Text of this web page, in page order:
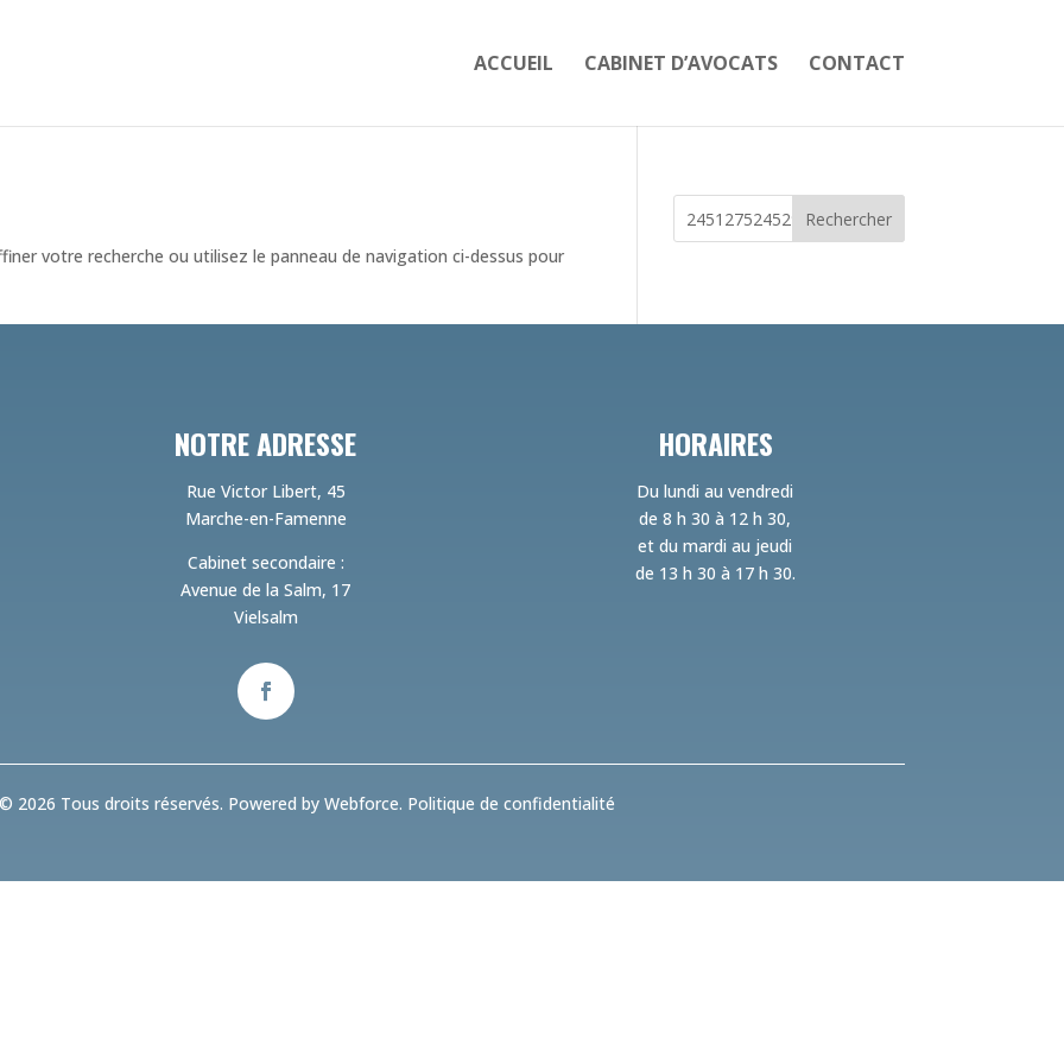
ACCUEIL CABINET D’AVOCATS CONTACT
votre recherche ou utilisez le panneau de navigation ci-dessus pour
Rechercher
NOTRE ADRESSE
Rue Victor Libert, 45
Marche-en-Famenne
Cabinet secondaire :
Avenue de la Salm, 17
Vielsalm
HORAIRES
Du lundi au vendredi
de 8 h 30 à 12 h 30,
et du mardi au jeudi
de 13 h 30 à 17 h 30.
2026 Tous droits réservés. Powered by Webforce. Politique de confidentialité